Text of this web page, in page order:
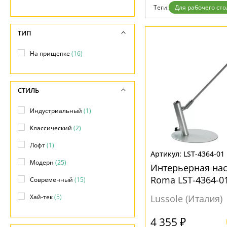
Установка
Дизайнерам
Контакты
Современный
Хай тек
Теги: Для рабочего
LST-4364-01
Интерьерная
Roma LST-4364-
Lussole (Италия)
4 355 ₽
ТИП
На прищепке(16)
СТИЛЬ
Индустриальный (1)
Классический (2)
Лофт(1)
Модерн (25)
Современный (15)
Хай-тек(5)